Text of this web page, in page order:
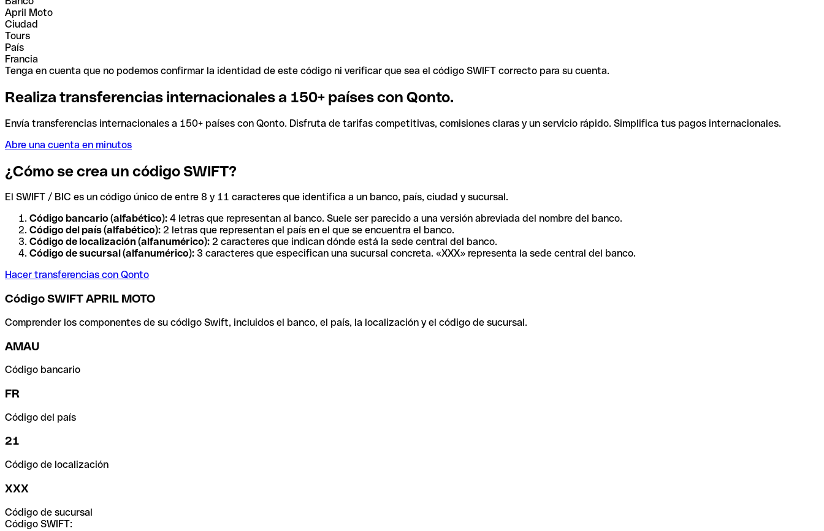
April Moto
Ciudad
Tours
País
Francia
Tenga en cuenta que no podemos confirmar la identidad de este código ni verificar que sea el código SWIFT correcto para su cuenta.
Realiza transferencias internacionales a 150+ países con Qonto.
Envía transferencias internacionales a 150+ países con Qonto. Disfruta de tarifas competitivas, comisiones claras y un servicio rápido. Simplifica tus pagos internacionales.
Abre una cuenta en minutos
¿Cómo se crea un código SWIFT?
El SWIFT / BIC es un código único de entre 8 y 11 caracteres que identifica a un banco, país, ciudad y sucursal.
Código bancario (alfabético): 4 letras que representan al banco. Suele ser parecido a una versión abreviada del nombre del banco.
Código del país (alfabético): 2 letras que representan el país en el que se encuentra el banco.
Código de localización (alfanumérico): 2 caracteres que indican dónde está la sede central del banco.
Código de sucursal (alfanumérico): 3 caracteres que especifican una sucursal concreta. «XXX» representa la sede central del banco.
Hacer transferencias con Qonto
Código SWIFT APRIL MOTO
Comprender los componentes de su código Swift, incluidos el banco, el país, la localización y el código de sucursal.
AMAU
Código bancario
FR
Código del país
21
Código de localización
XXX
Código de sucursal
Código SWIFT: